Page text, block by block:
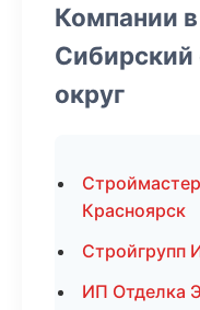
Компании
округ
Красноярск
Стройгрупп
ИП Отделка